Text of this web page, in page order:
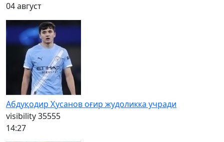
04 август
Абдуқодир Ҳусанов оғир жудоликка учради
visibility35555
14:27